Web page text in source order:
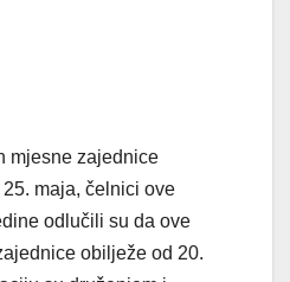
mjesne zajednice
maja, čelnici ove
odlučili su da ove
obilježe od 20.